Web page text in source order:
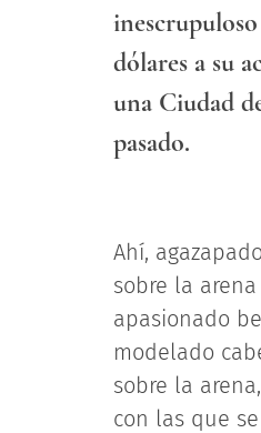
dólares a su
una Ciudad
pasado.
Ahí,
sobre la
apasionado
modelado
sobre la
con las que